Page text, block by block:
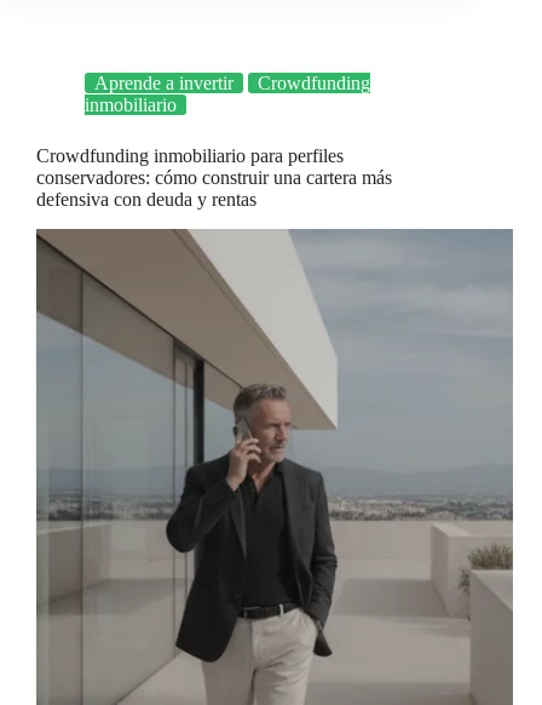
Aprende a invertir
Crowdfunding
inmobiliario
Crowdfunding inmobiliario para perfiles
conservadores: cómo construir una cartera más
defensiva con deuda y rentas